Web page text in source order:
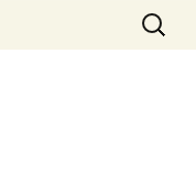
検